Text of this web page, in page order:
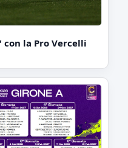
la Pro Vercelli